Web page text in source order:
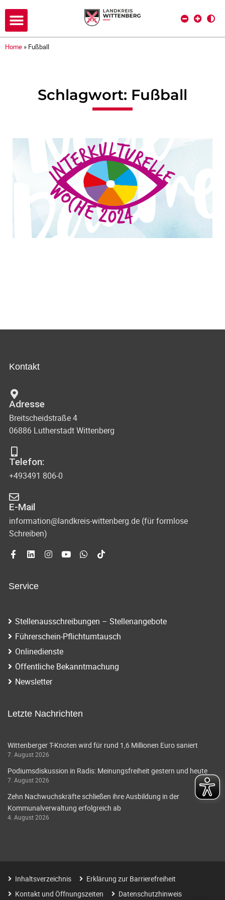
Home » Fußball
Schlagwort: Fußball
Kontakt
Adresse
Breitscheidstraße 4
06886 Lutherstadt Wittenberg
Telefon:
+493491 806-0
E-Mail
information@landkreis-wittenberg.de (für formlose
Schreiben)
Service
Stellenausschreibungen – Stellenangebote
Führerschein-Pflichtumtausch
Onlinedienste
Öffentliche Bekanntmachung
Newsletter
Letzte Nachrichten
Wittenberger T-Knoten wird für rund 1,6 Millionen Euro saniert
7. August 2026
Podiumsdiskussion in Radis: Meinungsfreiheit gestern und heute
7. August 2026
Zehn Nachwuchskräfte schließen ihre Ausbildung in der
Kommunalverwaltung erfolgreich ab
4. August 2026
Inhaltsverzeichnis
Erklärung zur Barrierefreiheit
Kontakt und Öffnungszeiten
Datenschutzhinweis